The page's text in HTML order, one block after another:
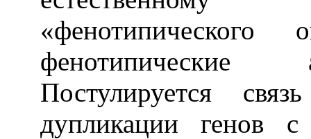
фенотипические
Постулируется
дупликации генов с